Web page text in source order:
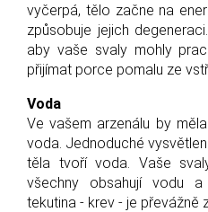
vyčerpá, tělo začne na
způsobuje jejich
aby vaše svaly mohly
přijímat porce pomalu ze
Voda
Ve vašem arzenálu by
voda. Jednoduché
těla tvoří voda. Vaše
všechny obsahují vodu
tekutina - krev - je převážně